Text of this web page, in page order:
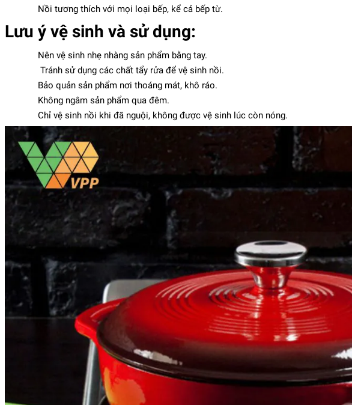
Nồi tương thích với mọi loại bếp, kể cả bếp từ.
Lưu ý vệ sinh và sử dụng:
Nên vệ sinh nhẹ nhàng sản phẩm bằng tay.
Tránh sử dụng các chất tẩy rửa để vệ sinh nồi.
Bảo quản sản phẩm nơi thoáng mát, khô ráo.
Không ngâm sản phẩm qua đêm.
Chỉ vệ sinh nồi khi đã nguội, không được vệ sinh lúc còn nóng.